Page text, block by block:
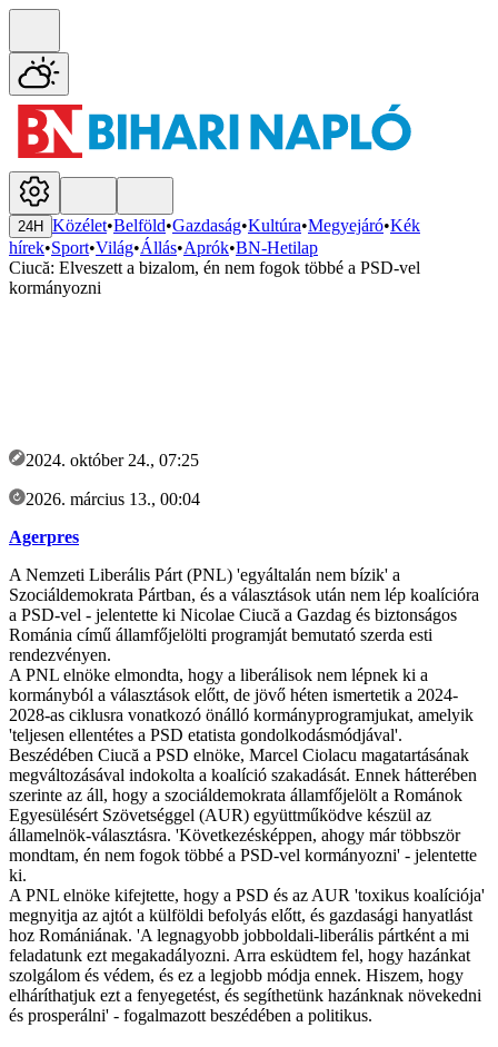
24H Közélet•Belföld•Gazdaság•Kultúra•Megyejáró•Kék
hírek•Sport•Világ•Állás•Aprók•BN-Hetilap
Ciucă: Elveszett a bizalom, én nem fogok többé a PSD-vel
kormányozni
2024. október 24., 07:25
2026. március 13., 00:04
Agerpres
A Nemzeti Liberális Párt (PNL) 'egyáltalán nem bízik' a
Szociáldemokrata Pártban, és a választások után nem lép koalícióra
a PSD-vel - jelentette ki Nicolae Ciucă a Gazdag és biztonságos
Románia című államfőjelölti programját bemutató szerda esti
rendezvényen.
A PNL elnöke elmondta, hogy a liberálisok nem lépnek ki a
kormányból a választások előtt, de jövő héten ismertetik a 2024-
2028-as ciklusra vonatkozó önálló kormányprogramjukat, amelyik
'teljesen ellentétes a PSD etatista gondolkodásmódjával'.
Beszédében Ciucă a PSD elnöke, Marcel Ciolacu magatartásának
megváltozásával indokolta a koalíció szakadását. Ennek hátterében
szerinte az áll, hogy a szociáldemokrata államfőjelölt a Románok
Egyesülésért Szövetséggel (AUR) együttműködve készül az
államelnök-választásra. 'Következésképpen, ahogy már többször
mondtam, én nem fogok többé a PSD-vel kormányozni' - jelentette
ki.
A PNL elnöke kifejtette, hogy a PSD és az AUR 'toxikus koalíciója'
megnyitja az ajtót a külföldi befolyás előtt, és gazdasági hanyatlást
hoz Romániának. 'A legnagyobb jobboldali-liberális pártként a mi
feladatunk ezt megakadályozni. Arra esküdtem fel, hogy hazánkat
szolgálom és védem, és ez a legjobb módja ennek. Hiszem, hogy
elháríthatjuk ezt a fenyegetést, és segíthetünk hazánknak növekedni
és prosperálni' - fogalmazott beszédében a politikus.